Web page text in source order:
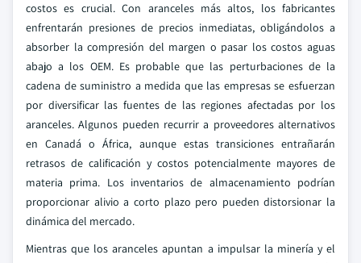
costos es crucial. Con aranceles más altos, los fabricantes
enfrentarán presiones de precios inmediatas, obligándolos a
absorber la compresión del margen o pasar los costos aguas
abajo a los OEM. Es probable que las perturbaciones de la
cadena de suministro a medida que las empresas se esfuerzan
por diversificar las fuentes de las regiones afectadas por los
aranceles. Algunos pueden recurrir a proveedores alternativos
en Canadá o África, aunque estas transiciones entrañarán
retrasos de calificación y costos potencialmente mayores de
materia prima. Los inventarios de almacenamiento podrían
proporcionar alivio a corto plazo pero pueden distorsionar la
dinámica del mercado.
Mientras que los aranceles apuntan a impulsar la minería y el